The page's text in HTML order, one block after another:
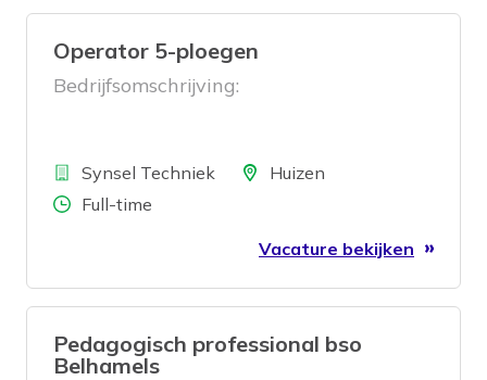
Operator 5-ploegen
Bedrijfsomschrijving:
BedrijfSynsel Techniek LocatieHuizen
Aantal uren
Full-time
Vacature bekijken
Pedagogisch professional bso
Belhamels